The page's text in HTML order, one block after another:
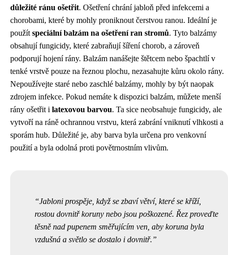
důležité ránu ošetřit. Ošetření chrání jabloň před infekcemi a
chorobami, které by mohly proniknout čerstvou ranou. Ideální je
použít speciální balzám na ošetření ran stromů. Tyto balzámy
obsahují fungicidy, které zabraňují šíření chorob, a zároveň
podporují hojení rány. Balzám nanášejte štětcem nebo špachtlí v
tenké vrstvě pouze na řeznou plochu, nezasahujte kůru okolo rány.
Nepoužívejte staré nebo zaschlé balzámy, mohly by být naopak
zdrojem infekce. Pokud nemáte k dispozici balzám, můžete menší
rány ošetřit i latexovou barvou. Ta sice neobsahuje fungicidy, ale
vytvoří na ráně ochrannou vrstvu, která zabrání vniknutí vlhkosti a
sporám hub. Důležité je, aby barva byla určena pro venkovní
použití a byla odolná proti povětrnostním vlivům.
Jabloni prospěje, když se zbaví větví, které se kříží,
rostou dovnitř koruny nebo jsou poškozené. Řez proveďte
těsně nad pupenem směřujícím ven, aby koruna byla
vzdušná a světlo se dostalo i dovnitř.